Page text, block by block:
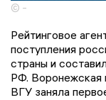
© -
Рейтинговое
поступления
страны и
РФ. Воронежская
ВГУ заняла